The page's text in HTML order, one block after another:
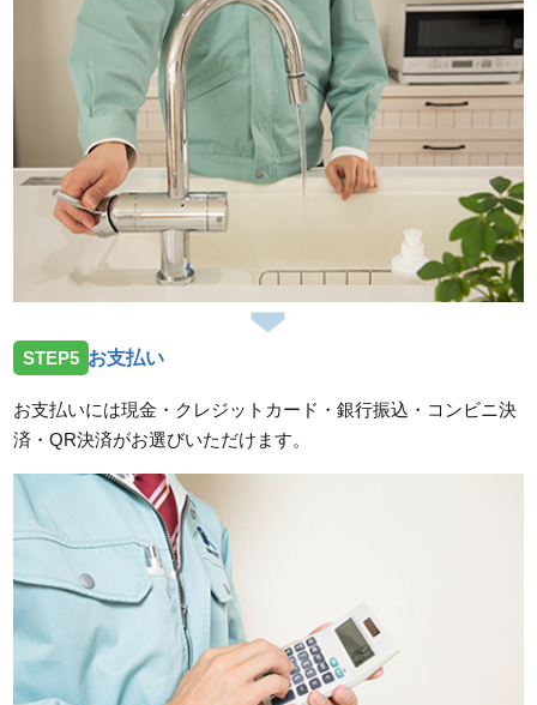
STEP5 お支払い
お支払いには現金・クレジットカード・銀行振込・コンビニ決
済・QR決済がお選びいただけます。